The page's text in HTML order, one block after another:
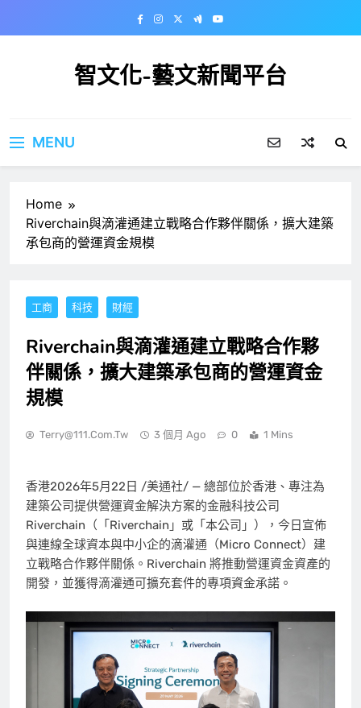
智文化-藝文新聞平台
MENU
Home
Riverchain與滴灌通建立戰略合作夥伴關係，擴大建築
承包商的營運資金規模
工商 科技 財經
Riverchain與滴灌通建立戰略合作夥
伴關係，擴大建築承包商的營運資金
規模
Terry@111.com.tw 3 個月 Ago 0 1 Mins
香港2026年5月22日 /美通社/ — 總部位於香港、專注為
建築公司提供營運資金解決方案的金融科技公司
Riverchain（「Riverchain」或「本公司」），今日宣佈
與連線全球資本與中小企的滴灌通（Micro Connect）建
立戰略合作夥伴關係。Riverchain 將推動營運資金資產的
開發，並獲得滴灌通可擴充套件的專項資金承諾。